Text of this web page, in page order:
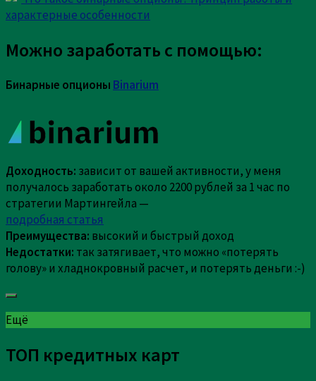
долгоиграющих не перекрывает убытки
соскамившихся. Тут в прибыли админы и
Ответить
Ответить
Добавить комментарий
поля помечены*
Комментарий
Имя
Email*
характерные особенности
Можно заработать с помощью:
Бинарные опционы Binarium
Доходность: зависит от вашей активности, у меня
получалось заработать около 2200 рублей за 1 час по
стратегии Мартингейла —
подробная статья
Преимущества: высокий и быстрый доход
Недостатки: так затягивает, что можно «потерять
голову» и хладнокровный расчет, и потерять деньги :-)
Ещё
ТОП кредитных карт